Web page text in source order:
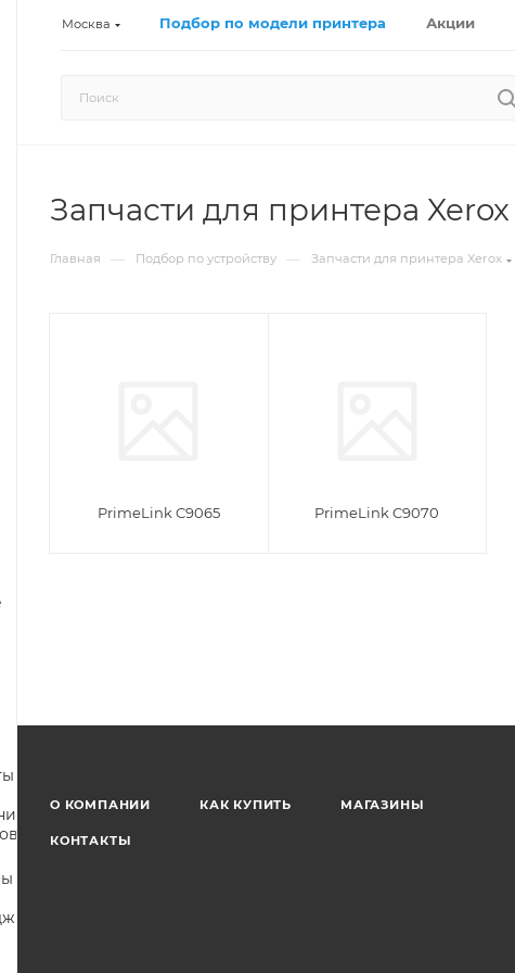
Москва Подбор по модели принтера Акции
Запчасти для принтера Xerox
Главная — Подбор по устройству — Запчасти для принтера Xerox
PrimeLink C9065 PrimeLink C9070
О КОМПАНИИ КАК КУПИТЬ МАГАЗИНЫ
КОНТАКТЫ